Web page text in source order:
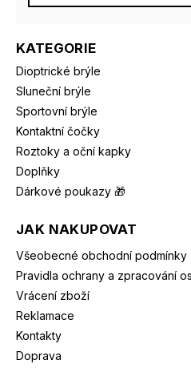
KATEGORIE
Dioptrické brýle
Sluneční brýle
Sportovní brýle
Kontaktní čočky
Roztoky a oční kapky
Doplňky
Dárkové poukazy 🎁
JAK NAKUPOVAT
Všeobecné obchodní podmínky
Pravidla ochrany a zpracování
Vrácení zboží
Reklamace
Kontakty
Doprava